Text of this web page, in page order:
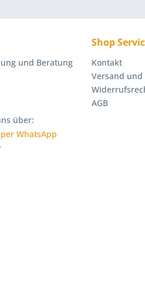
Der
oder
und Beratung
über:
Shop
Kontakt
Versand
AGB